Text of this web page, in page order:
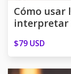
Cómo
interpretar
$79 USD